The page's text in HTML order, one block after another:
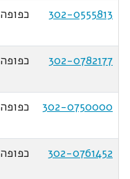
302-0555813
כפופה
302-0782177
כפופה
302-0750000
כפופה
302-0761452
כפופה